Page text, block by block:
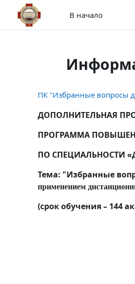
Перейти к основному содержанию
В начало
ПК "Избранные вопросы
ДОПОЛНИТЕЛЬНАЯ
ПРОГРАММА
ПО СПЕЦИАЛЬНОСТИ
Тема: "Избранные
применением
(срок обучения – 144